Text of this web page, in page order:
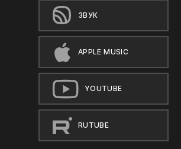
ЗВУК
APPLE MUSIC
YOUTUBE
RUTUBE